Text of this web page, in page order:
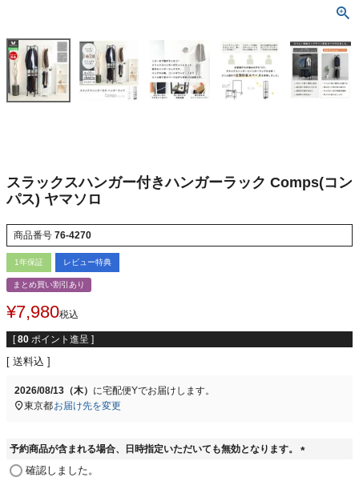
スラックスハンガー付きハンガーラック Comps(コン
パス) ヤマソロ
商品番号 76-4270
1年保証 レビュー特典
まとめ買い割引あり
¥7,980税込
[ 80 ポイント進呈 ]
送料込
2026/08/13（木） に宅配便Yでお届けします。
東京都お届け先を変更
予約商品が含まれる場合、日時指定いただいても無効となります。
確認しました。